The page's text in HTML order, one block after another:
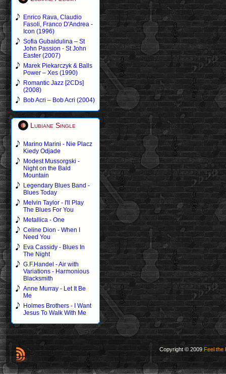
Enrico Rava, Claudio
Fasoli, Franco D'Andrea -
Icon (1996)
Sofia Gubaidulina – St
John Passion - St John
Easter (2007)
Marek Piekarczyk & Balls
Power – Xes (1990)
Romantic Jazz [2CDs]
(2008)
Bob Acri – Bob Acri (2004)
Lubiane Single
Marino Marini - Nie Placz
Kiedy Odjade
Modest Mussorgski -
Night on the Bald
Mountain
Legendary Blues Band -
Blues Today
Melvin Taylor - I'll Play
The Blues For You
Metallica - One
Celine Dion - When I
Need You
Eva Cassidy - Blues In
The Night
G.F.Handel - Air with
Variations - Harmonious
Blacksmith
Anne Murray - Let It Be
Me
Holmes Brothers - I Want
Jesus To Walk With Me
Copyright © 2009 Feel the